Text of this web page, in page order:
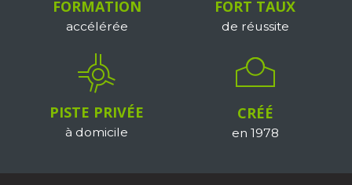
FORMATION
accélérée
FORT TAUX
de réussite
PISTE PRIVÉE
à domicile
CRÉÉ
en 1978